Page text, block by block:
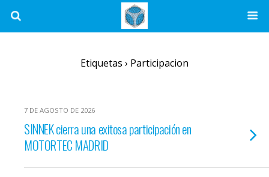
Etiquetas › Participacion
7 DE AGOSTO DE 2026
SINNEK cierra una exitosa participación en
MOTORTEC MADRID